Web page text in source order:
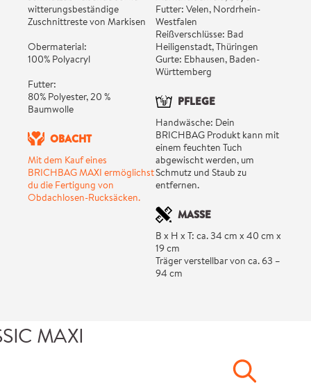
witterungsbeständige
Zuschnittreste von Markisen
Obermaterial:
100% Polyacryl
Futter:
80% Polyester, 20 %
Baumwolle
OBACHT
Mit dem Kauf eines
BRICHBAG MAXI ermöglichst
du die Fertigung von
Obdachlosen-Rucksäcken.
Futter: Velen, Nordrhein-
Westfalen
Reißverschlüsse: Bad
Heiligenstadt, Thüringen
Gurte: Ebhausen, Baden-
Württemberg
PFLEGE
Handwäsche: Dein
BRICHBAG Produkt kann mit
einem feuchten Tuch
abgewischt werden, um
Schmutz und Staub zu
entfernen.
MASSE
B x H x T: ca. 34 cm x 40 cm x
19 cm
Träger verstellbar von ca. 63 –
94 cm